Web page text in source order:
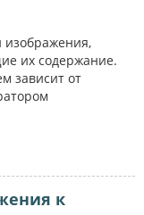
их содержание.
зависит от
к